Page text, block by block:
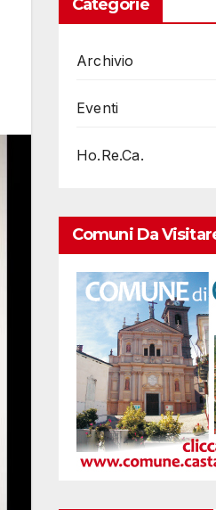
Categorie
Archivio
Eventi
Ho.Re.Ca.
Comuni Da